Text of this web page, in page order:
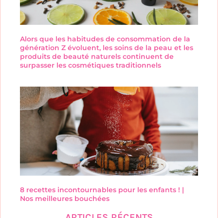
Alors que les habitudes de consommation de la
génération Z évoluent, les soins de la peau et les
produits de beauté naturels continuent de
surpasser les cosmétiques traditionnels
8 recettes incontournables pour les enfants ! |
Nos meilleures bouchées